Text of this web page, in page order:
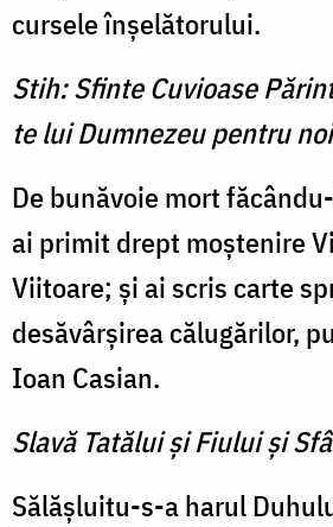
cursele înşelătorului.
Stih: Sfinte Cuvioase
te lui Dumnezeu pentru
De bunăvoie mort
ai primit drept moştenire
Viitoare; şi ai scris carte
desăvârşirea călugărilor,
Ioan Casian.
Slavă Tatălui şi Fiului şi
Sălăşluitu-s-a harul